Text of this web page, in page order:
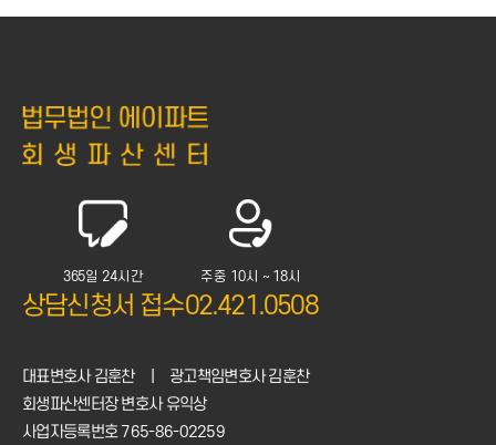
365일 24시간
상담신청서 접수
주중 10시 ~ 18시
02.421.0508
대표변호사 김훈찬
광고책임변호사 김훈찬
회생파산센터장 변호사 유익상
사업자등록번호 765-86-02259